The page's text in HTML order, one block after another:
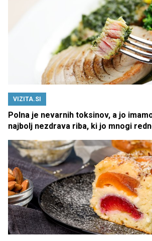
VIZITA.SI
Polna je nevarnih toksinov, a jo
najbolj nezdrava riba, ki jo mnogi